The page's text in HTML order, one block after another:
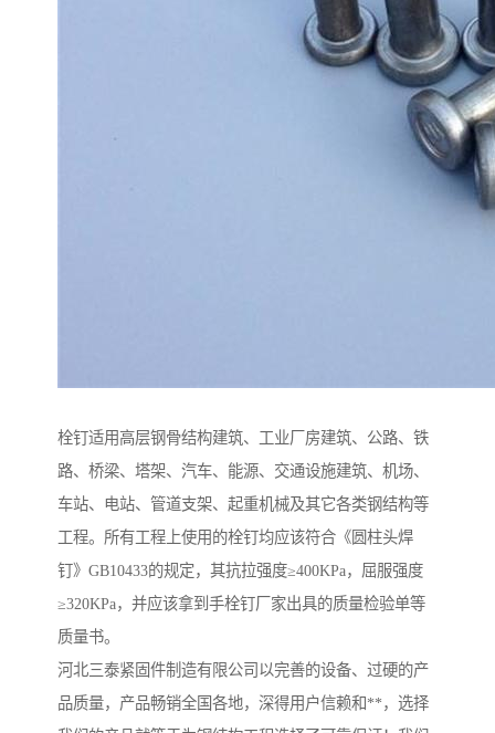
栓钉适用高层钢骨结构建筑、工业厂房建筑、公路、铁
路、桥梁、塔架、汽车、能源、交通设施建筑、机场、
车站、电站、管道支架、起重机械及其它各类钢结构等
工程。所有工程上使用的栓钉均应该符合《圆柱头焊
钉》GB10433的规定，其抗拉强度≥400KPa，屈服强度
≥320KPa，并应该拿到手栓钉厂家出具的质量检验单等
质量书。
河北三泰紧固件制造有限公司以完善的设备、过硬的产
品质量，产品畅销全国各地，深得用户信赖和**，选择